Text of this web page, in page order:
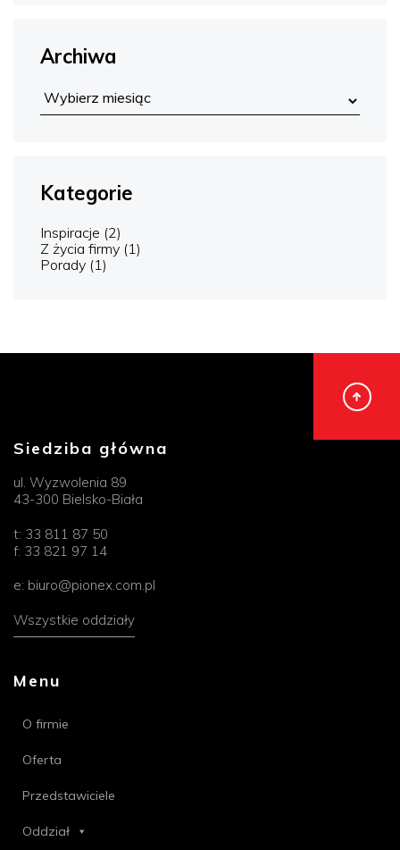
Archiwa
Kategorie
Inspiracje (2)
Z życia firmy (1)
Porady (1)
Siedziba główna
ul. Wyzwolenia 89
43-300 Bielsko-Biała
t: 33 811 87 50
f: 33 821 97 14
e: biuro@pionex.com.pl
Wszystkie oddziały
Menu
O firmie
Oferta
Przedstawiciele
Oddział